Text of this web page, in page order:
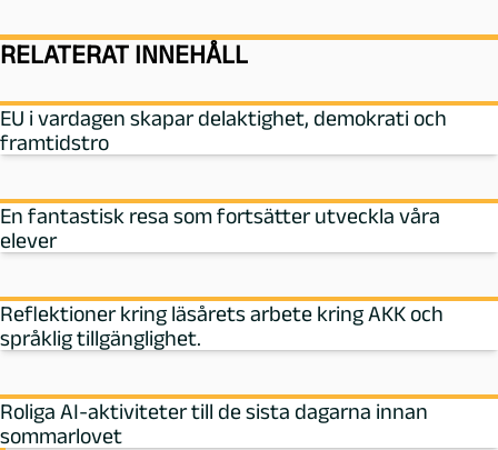
RELATERAT INNEHÅLL
EU i vardagen skapar delaktighet, demokrati och
framtidstro
En fantastisk resa som fortsätter utveckla våra
elever
Reflektioner kring läsårets arbete kring AKK och
språklig tillgänglighet.
Roliga AI-aktiviteter till de sista dagarna innan
sommarlovet